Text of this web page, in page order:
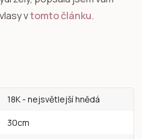
vtomto článku.
18K - nejsvětlejší hnědá
30cm